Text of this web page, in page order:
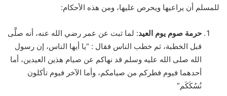
للمسلم أن يراعيها ويحرص عليها، ومن هذه الأحكام:
حرمة صوم يوم العيد: لما ثبت عن عمر رضي الله عنه، أنه صلَّى
قبل الخطبة، ثم خطب الناس فقال : “يا أيها الناس، إن رسول
الله صلى الله عليه وسلم قد نهاكم عن صيام هذين العيدين، أما
أحدهما فيوم فطركم من صيامكم، وأما الآخر فيوم تأكلون
نُسُكَكَم”